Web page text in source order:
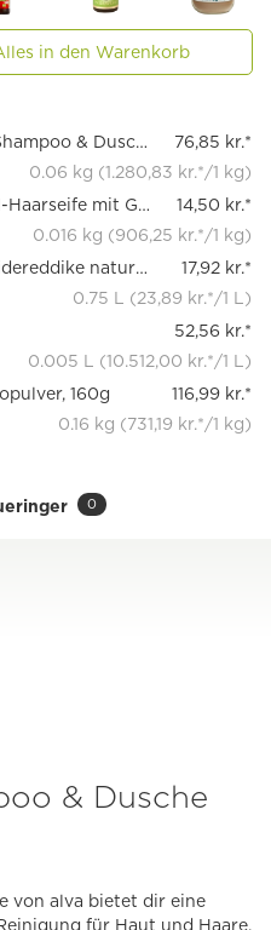
in den Warenkorb
Dieser Artikel: alva feste Shampoo & Dusche Blutorange
76,85 kr.*
0.06 kg (1.280,83 kr.*/1 kg)
Spa Vivent unicorn® Apfel-Haarseife mit Goethepflanzen-Extrakt 16g
14,50 kr.*
0.016 kg (906,25 kr.*/1 kg)
dennree Økologisk æblecidereddike naturgrumset, 0,75 l
17,92 kr.*
0.75 L (23,89 kr.*/1 L)
52,56 kr.*
0.005 L (10.512,00 kr.*/1 L)
160g
116,99 kr.*
0.16 kg (731,19 kr.*/1 kg)
0
& Dusche
von alva bietet dir eine
für Haut und Haare.